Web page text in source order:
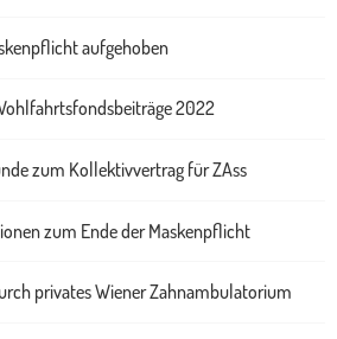
aufgehoben
2022
zum Kollektivvertrag für ZAss
zum Ende der Maskenpflicht
privates Wiener Zahnambulatorium